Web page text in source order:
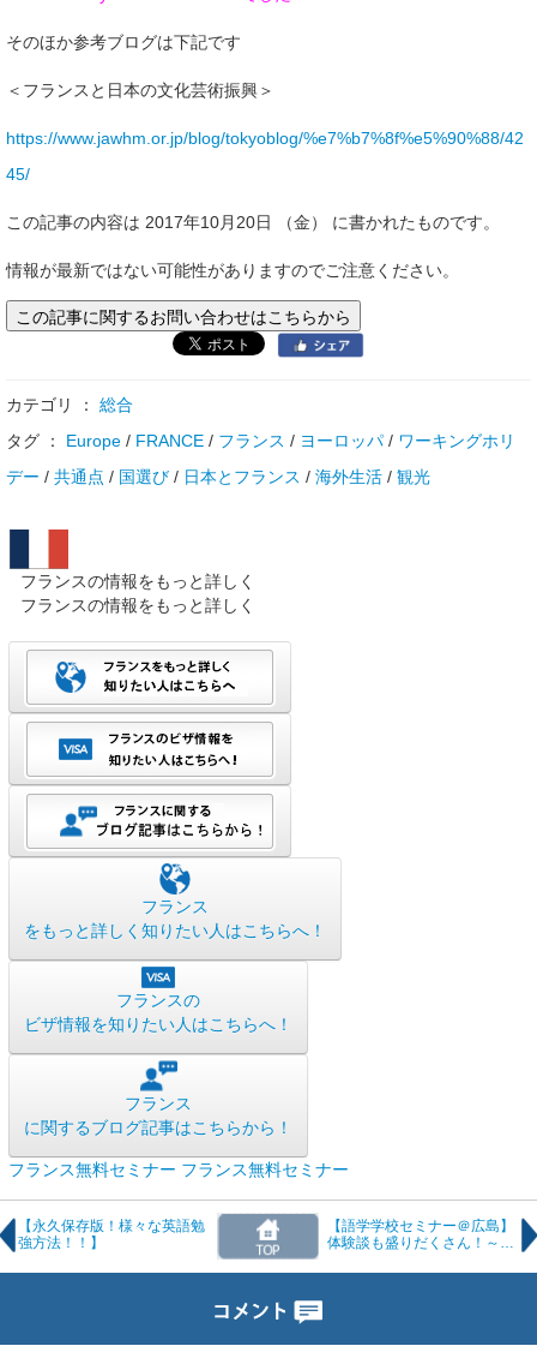
そのほか参考ブログは下記です
＜フランスと日本の文化芸術振興＞
https://www.jawhm.or.jp/blog/tokyoblog/%e7%b7%8f%e5%90%88/42
45/
この記事の内容は 2017年10月20日 （金） に書かれたものです。
情報が最新ではない可能性がありますのでご注意ください。
この記事に関するお問い合わせはこちらから
カテゴリ ： 総合
タグ ： Europe / FRANCE / フランス / ヨーロッパ / ワーキングホリ
デー / 共通点 / 国選び / 日本とフランス / 海外生活 / 観光
フランスの情報をもっと詳しく
フランスの情報をもっと詳しく
フランス
をもっと詳しく知りたい人はこちらへ！
フランスの
ビザ情報を知りたい人はこちらへ！
フランス
に関するブログ記事はこちらから！
フランス無料セミナー フランス無料セミナー
【永久保存版！様々な英語勉
強方法！！】
【語学学校セミナー＠広島】
体験談も盛りだくさん！～11